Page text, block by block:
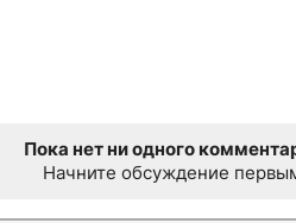
Пока нет ни одного
Начните обсуждение